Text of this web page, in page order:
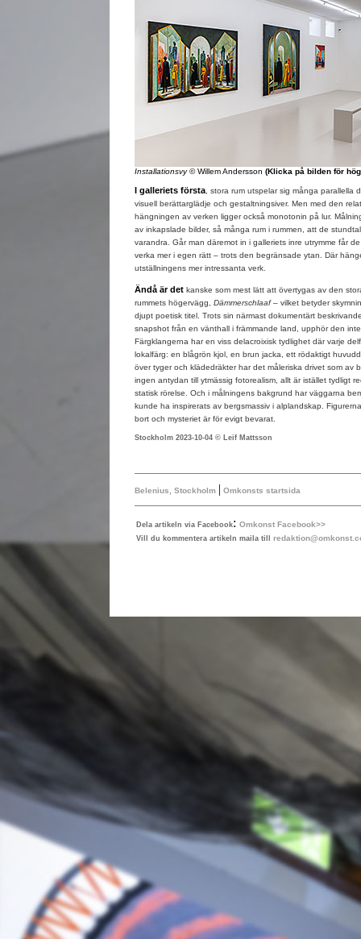
Installationsvy© Willem Andersson (Klicka på bilden för
I galleriets första , stora rum utspelar sig många parallella
visuell berättarglädje och gestaltningsiver. Men med den
hängningen av verken ligger också monotonin på lur.
av inkapslade bilder, så många rum i rummen, att de
varandra. Går man däremot in i galleriets inre utrymme får
verka mer i egen rätt – trots den begränsade ytan. Där
utställningens mer intressanta verk.
Ändå är det kanske som mest lätt att övertygas av den
rummets högervägg, Dämmerschlaaf – vilket betyder
djupt poetisk titel. Trots sin närmast dokumentärt
snapshot från en vänthall i främmande land, upphör den
Färgklangerna har en viss delacroixisk tydlighet där varje
lokalfärg: en blågrön kjol, en brun jacka, ett rödaktigt
över tyger och klädedräkter har det måleriska drivet som av
ingen antydan till ytmässig fotorealism, allt är istället tydligt
statisk rörelse. Och i målningens bakgrund har väggarna
kunde ha inspirerats av bergsmassiv i alplandskap.
bort och mysteriet är för evigt bevarat.
Stockholm 2023-10-04 © Leif Mattsson
Belenius, Stockholm | Omkonsts startsida
Dela artikeln via Facebook: Omkonst Facebook>>
Vill du kommentera artikeln maila till